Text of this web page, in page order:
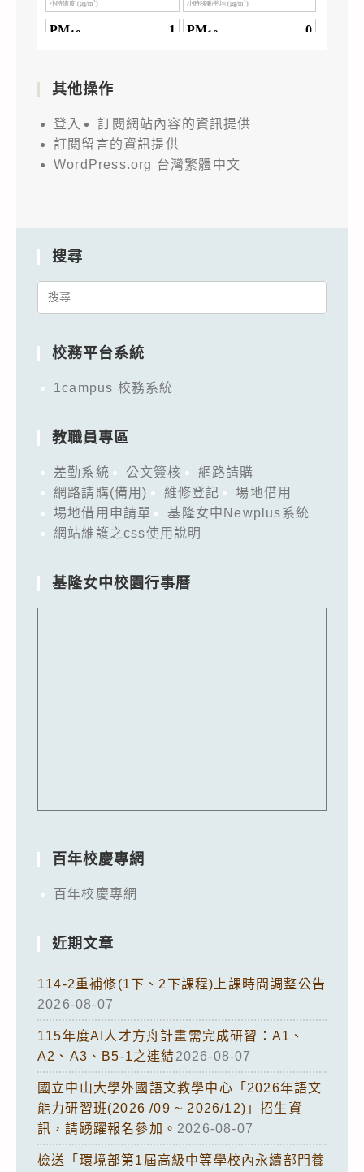
其他操作
登入
訂閱網站內容的資訊提供
訂閱留言的資訊提供
WordPress.org 台灣繁體中文
搜尋
Search
校務平台系統
1campus 校務系統
教職員專區
差勤系統 公文簽核
網路請購
網路請購(備用)
維修登記
場地借用
場地借用申請單
基隆女中Newplus系統
網站維護之css使用說明
基隆女中校園行事曆
百年校慶專網
百年校慶專網
近期文章
114-2重補修(1下、2下課程)上課時間調整公告
2026-08-07
115年度AI人才方舟計畫需完成研習：A1、
A2、A3、B5-1之連結2026-08-07
國立中山大學外國語文教學中心「2026年語文
能力研習班(2026 /09 ~ 2026/12)」招生資
訊，請踴躍報名參加。 2026-08-07
檢送「環境部第1屆高級中等學校內永續部門養